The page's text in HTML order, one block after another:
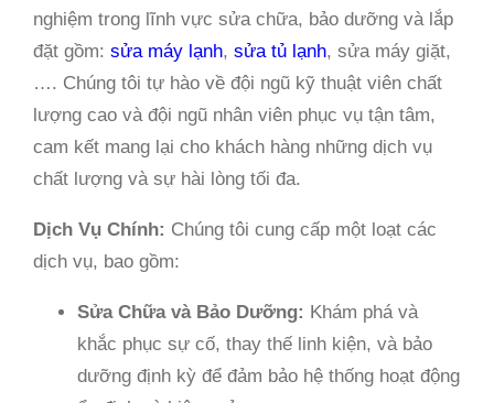
nghiệm trong lĩnh vực sửa chữa, bảo dưỡng và lắp
đặt gồm: sửa máy lạnh, sửa tủ lạnh, sửa máy giặt,
…. Chúng tôi tự hào về đội ngũ kỹ thuật viên chất
lượng cao và đội ngũ nhân viên phục vụ tận tâm,
cam kết mang lại cho khách hàng những dịch vụ
chất lượng và sự hài lòng tối đa.
Dịch Vụ Chính: Chúng tôi cung cấp một loạt các
dịch vụ, bao gồm:
Sửa Chữa và Bảo Dưỡng: Khám phá và
khắc phục sự cố, thay thế linh kiện, và bảo
dưỡng định kỳ để đảm bảo hệ thống hoạt động